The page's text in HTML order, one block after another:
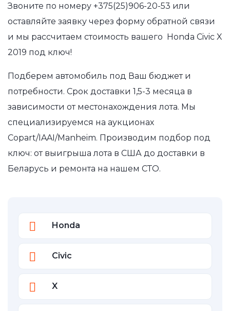
Звоните по номеру +375(25)906-20-53 или
оставляйте заявку через форму обратной связи
и мы рассчитаем стоимость вашего Honda Civic X
2019 под ключ!
Подберем автомобиль под Ваш бюджет и
потребности. Срок доставки 1,5-3 месяца в
зависимости от местонахождения лота. Мы
специализируемся на аукционах
Copart/IAAI/Manheim. Производим подбор под
ключ: от выигрыша лота в США до доставки в
Беларусь и ремонта на нашем СТО.
Honda
Civic
X